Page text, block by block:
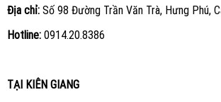
Địa chỉ:Số 98 Đường Trần Văn Trà, Hưng Phú,
Hotline: 0914.20.8386
TẠI KIÊN GIANG